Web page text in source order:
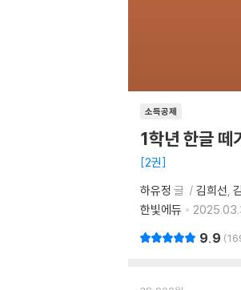
소득공제
1학년 한글 떼
2권
하유정 글 김희선
한빛에듀
9.9